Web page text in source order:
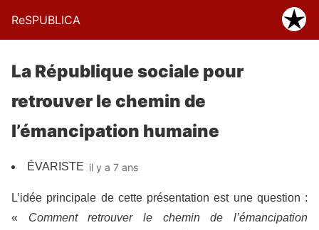
ReSPUBLICA
La République sociale pour
retrouver le chemin de
l’émancipation humaine
ÉVARISTE il y a 7 ans
L’idée principale de cette présentation est une question :
« Comment retrouver le chemin de l’émancipation